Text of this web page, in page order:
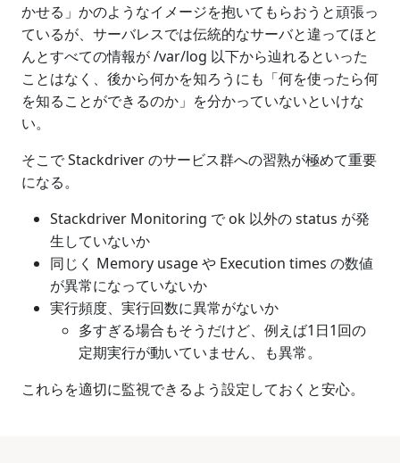
かせる」かのようなイメージを抱いてもらおうと頑張っ
ているが、サーバレスでは伝統的なサーバと違ってほと
んとすべての情報が /var/log 以下から辿れるといった
ことはなく、後から何かを知ろうにも「何を使ったら何
を知ることができるのか」を分かっていないといけな
い。
そこで Stackdriver のサービス群への習熟が極めて重要
になる。
Stackdriver Monitoring で ok 以外の status が発
生していないか
同じく Memory usage や Execution times の数値
が異常になっていないか
実行頻度、実行回数に異常がないか
多すぎる場合もそうだけど、例えば1日1回の
定期実行が動いていません、も異常。
これらを適切に監視できるよう設定しておくと安心。